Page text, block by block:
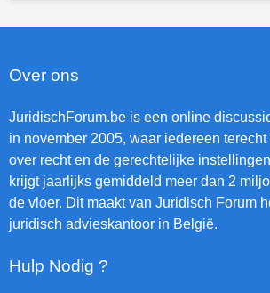
Over ons
JuridischForum.be is een online
in november 2005, waar iedereen
over recht en de gerechtelijke
krijgt jaarlijks gemiddeld meer dan 2
de vloer. Dit maakt van Juridisch Forum
juridisch advieskantoor in België.
Hulp Nodig ?